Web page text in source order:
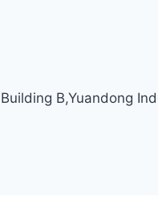
B,Yuandong